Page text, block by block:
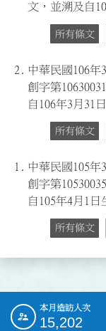
文，並溯及自
所有條文
2.
中華民國106
創字第
自106年3月31
所有條文
1. 中華民國105
創字第
自105年4月1日
所有條文
::: 本月造訪人次
15,202